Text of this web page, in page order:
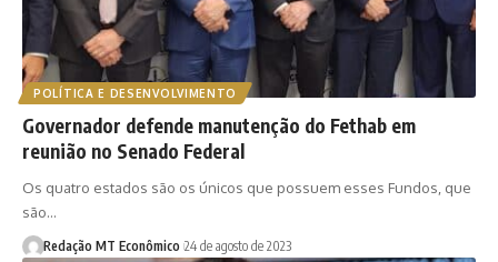
POLÍTICA E DESENVOLVIMENTO
Governador defende manutenção do Fethab em
reunião no Senado Federal
Os quatro estados são os únicos que possuem esses Fundos, que
são…
Redação MT Econômico 24 de agosto de 2023